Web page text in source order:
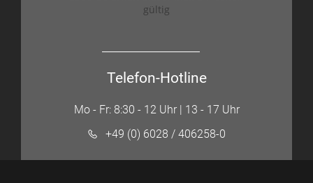
gültig
Telefon-Hotline
Mo - Fr: 8:30 - 12 Uhr | 13 - 17 Uhr
+49 (0) 6028 / 406258-0